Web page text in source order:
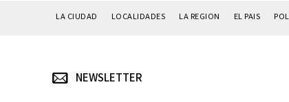
LA CIUDAD LOCALIDADES LA REGION EL PAIS
NEWSLETTER